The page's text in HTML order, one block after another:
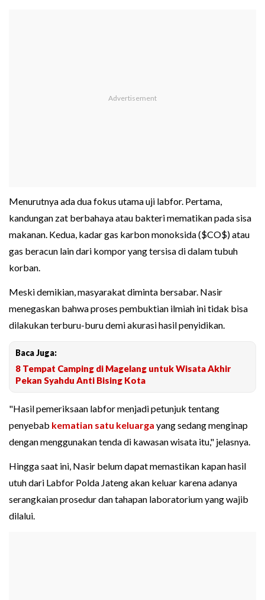
Menurutnya ada dua fokus utama uji labfor. Pertama,
kandungan zat berbahaya atau bakteri mematikan pada sisa
makanan. Kedua, kadar gas karbon monoksida ($CO$) atau
gas beracun lain dari kompor yang tersisa di dalam tubuh
korban.
Meski demikian, masyarakat diminta bersabar. Nasir
menegaskan bahwa proses pembuktian ilmiah ini tidak bisa
dilakukan terburu-buru demi akurasi hasil penyidikan.
Baca Juga:
8 Tempat Camping di Magelang untuk Wisata Akhir
Pekan Syahdu Anti Bising Kota
"Hasil pemeriksaan labfor menjadi petunjuk tentang
penyebab kematian satu keluarga yang sedang menginap
dengan menggunakan tenda di kawasan wisata itu," jelasnya.
Hingga saat ini, Nasir belum dapat memastikan kapan hasil
utuh dari Labfor Polda Jateng akan keluar karena adanya
serangkaian prosedur dan tahapan laboratorium yang wajib
dilalui.